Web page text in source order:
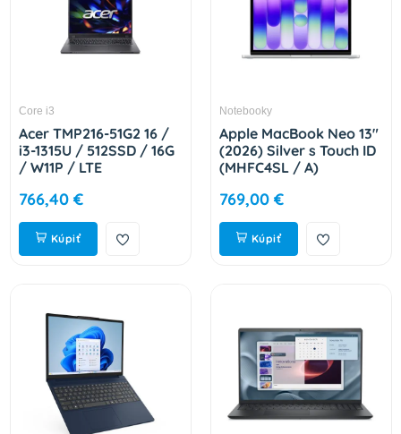
Core i3
Acer TMP216-51G2 16 /
i3-1315U / 512SSD / 16G
/ W11P / LTE
766,40 €
Kúpiť
Notebooky
Apple MacBook Neo 13"
(2026) Silver s Touch ID
(MHFC4SL / A)
769,00 €
Kúpiť